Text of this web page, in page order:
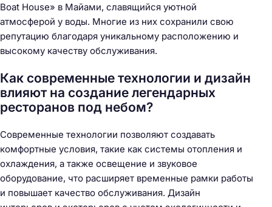
Boat House» в Майами, славящийся уютной
атмосферой у воды. Многие из них сохранили свою
репутацию благодаря уникальному расположению и
высокому качеству обслуживания.
Как современные технологии и дизайн
влияют на создание легендарных
ресторанов под небом?
Современные технологии позволяют создавать
комфортные условия, такие как системы отопления и
охлаждения, а также освещение и звуковое
оборудование, что расширяет временные рамки работы
и повышает качество обслуживания. Дизайн